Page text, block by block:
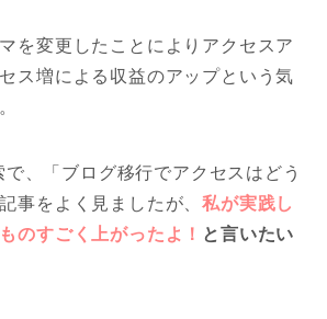
を変更したことによりアクセスア
ス増による収益のアップという気
、「ブログ移行でアクセスはどう
事をよく見ましたが、私が実践し
のすごく上がったよ！ と言いたい